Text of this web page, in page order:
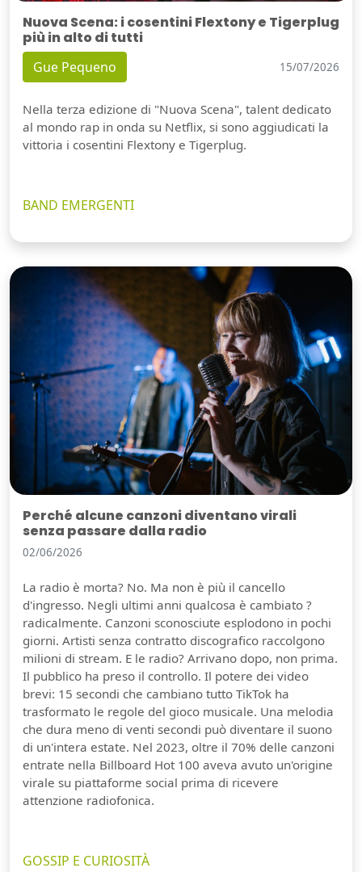
Nuova Scena: i cosentini Flextony e Tigerplug
più in alto di tutti
Gue Pequeno 15/07/2026
Nella terza edizione di "Nuova Scena", talent dedicato
al mondo rap in onda su Netflix, si sono aggiudicati la
vittoria i cosentini Flextony e Tigerplug.
BAND EMERGENTI
Perché alcune canzoni diventano virali
senza passare dalla radio
02/06/2026
La radio è morta? No. Ma non è più il cancello
d'ingresso. Negli ultimi anni qualcosa è cambiato ?
radicalmente. Canzoni sconosciute esplodono in pochi
giorni. Artisti senza contratto discografico raccolgono
milioni di stream. E le radio? Arrivano dopo, non prima.
Il pubblico ha preso il controllo. Il potere dei video
brevi: 15 secondi che cambiano tutto TikTok ha
trasformato le regole del gioco musicale. Una melodia
che dura meno di venti secondi può diventare il suono
di un'intera estate. Nel 2023, oltre il 70% delle canzoni
entrate nella Billboard Hot 100 aveva avuto un'origine
virale su piattaforme social prima di ricevere
attenzione radiofonica.
GOSSIP E CURIOSITÀ